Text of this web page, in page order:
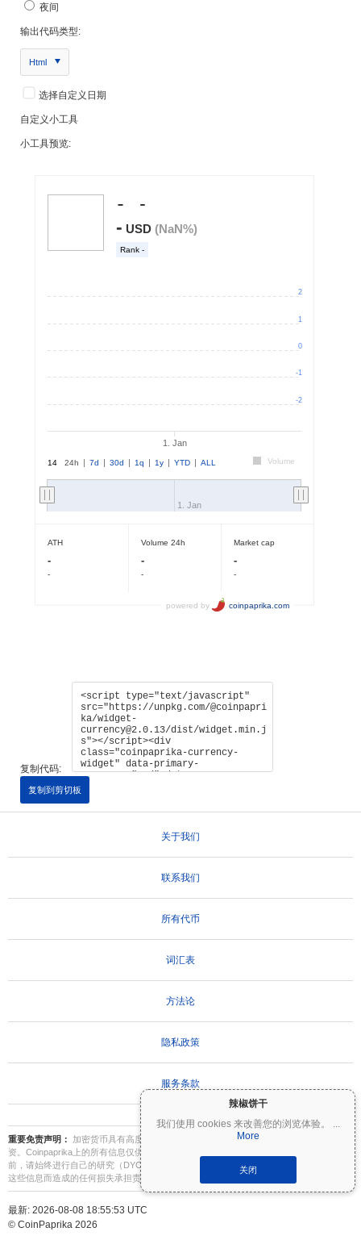
辣椒饼干
我们使用 cookies 来改善您的浏览体验。
...
More
关闭
夜间
输出代码类型:
Html
选择自定义日期
自定义小工具
小工具预览:
复制代码:
复制到剪切板
关于我们
联系我们
所有代币
词汇表
方法论
隐私政策
服务条款
重要免责声明：
加密货币具有高度波动性，存在重大风险。您可能会损失部分或全部投
资。Coinpaprika上的所有信息仅供参考，不构成财务或投资建议。在做出投资决策之
前，请始终进行自己的研究（DYOR）并咨询合格的财务顾问。Coinpaprika不对因使用
这些信息而造成的任何损失承担责任。
最新: 2026-08-08 18:55:53 UTC
© CoinPaprika 2026